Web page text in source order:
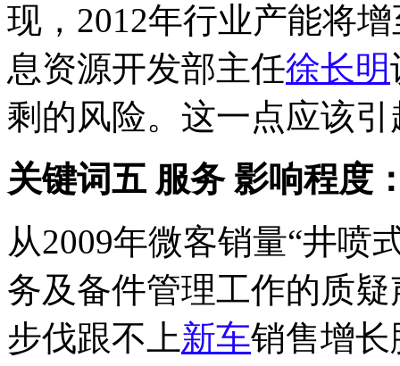
现，2012年行业产能将
息资源开发部主任徐长明
剩的风险。这一点应该
关键词五 服务 影响
从2009年微客销量“井喷
务及备件管理工作的质
步伐跟不上新车销售增